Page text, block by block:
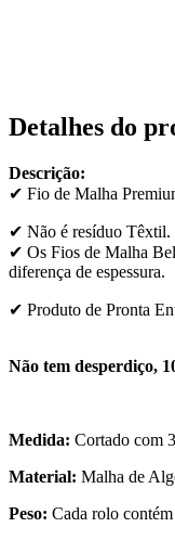
Detalhes do
Descrição:
✔ Fio de Malha
✔ Não é resíduo Têxtil.
✔ Os Fios de Malha
diferença de espessura.
✔ Produto de Pronta
Não tem desperdiço,
Medida: Cortado com
Material: Malha de
Peso: Cada rolo